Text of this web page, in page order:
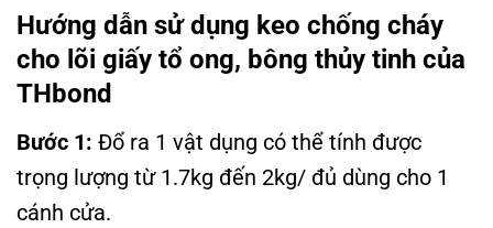
Hướng dẫn sử dụng keo chống cháy
cho lõi giấy tổ ong, bông thủy tinh của
THbond
Bước 1: Đổ ra 1 vật dụng có thể tính được
trọng lượng từ 1.7kg đến 2kg/ đủ dùng cho 1
cánh cửa.